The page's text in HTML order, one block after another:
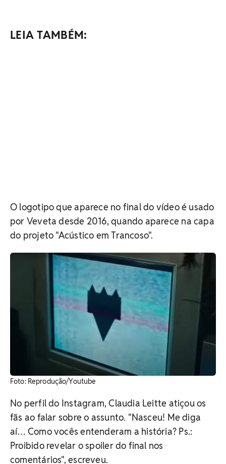
LEIA TAMBÉM:
O logotipo que aparece no final do vídeo é usado
por Veveta desde 2016, quando aparece na capa
do projeto "Acústico em Trancoso".
Foto: Reprodução/Youtube
No perfil do Instagram, Claudia Leitte atiçou os
fãs ao falar sobre o assunto. "Nasceu! Me diga
aí… Como vocês entenderam a história? Ps.:
Proibido revelar o spoiler do final nos
comentários", escreveu.